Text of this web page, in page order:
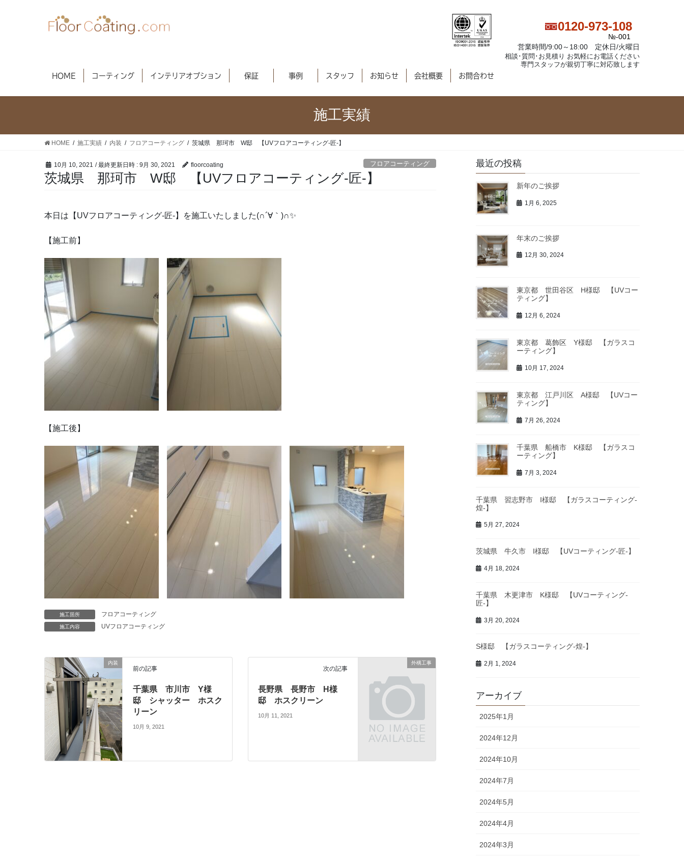
0120-973-108
№-001
営業時間/9:00～18:00 定休日/火曜日
相談･質問･お見積り お気軽にお電話ください
専門スタッフが親切丁寧に対応致します
HOME コーティング インテリアオプション 保証 事例 スタッフ お知らせ 会社概要 お問合わせ
施工実績
HOME 施工実績 内装 フロアコーティング 茨城県 那珂市 W邸 【UVフロアコーティング-匠-】
10月 10, 2021 / 最終更新日時 : 9月 30, 2021 floorcoating フロアコーティング
茨城県 那珂市 W邸 【UVフロアコーティング-匠-】
本日は【UVフロアコーティング-匠-】を施工いたしました(∩´∀｀)∩✨
【施工前】
【施工後】
施工箇所 フロアコーティング
施工内容 UVフロアコーティング
内装
前の記事
千葉県 市川市 Y様
邸 シャッター ホスク
リーン
10月 9, 2021
外構工事
次の記事
長野県 長野市 H様
邸 ホスクリーン
10月 11, 2021
最近の投稿
新年のご挨拶
1月 6, 2025
年末のご挨拶
12月 30, 2024
東京都 世田谷区 H様邸 【UVコー
ティング】
12月 6, 2024
東京都 葛飾区 Y様邸 【ガラスコ
ーティング】
10月 17, 2024
東京都 江戸川区 A様邸 【UVコー
ティング】
7月 26, 2024
千葉県 船橋市 K様邸 【ガラスコ
ーティング】
7月 3, 2024
千葉県 習志野市 I様邸 【ガラスコーティング-
煌-】
5月 27, 2024
茨城県 牛久市 I様邸 【UVコーティング-匠-】
4月 18, 2024
千葉県 木更津市 K様邸 【UVコーティング-
匠-】
3月 20, 2024
S様邸 【ガラスコーティング-煌-】
2月 1, 2024
アーカイブ
2025年1月
2024年12月
2024年10月
2024年7月
2024年5月
2024年4月
2024年3月